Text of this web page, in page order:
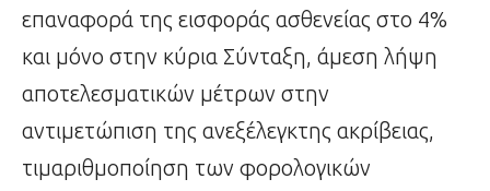
επαναφορά της εισφοράς ασθενείας στο 4%
και μόνο στην κύρια Σύνταξη, άμεση λήψη
αποτελεσματικών μέτρων στην
αντιμετώπιση της ανεξέλεγκτης ακρίβειας,
τιμαριθμοποίηση των φορολογικών